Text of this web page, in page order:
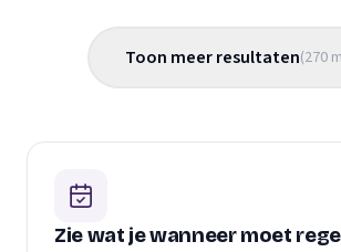
Toon meer resultaten(270
Zie wat je wanneer moet